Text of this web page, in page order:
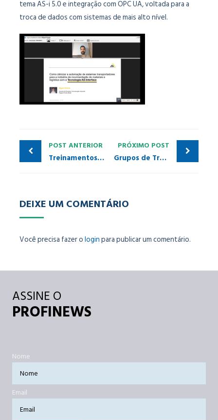
tema AS-i 5.0 e integração com OPC UA, voltada para a
troca de dados com sistemas de mais alto nível.
POST ANTERIOR
Treinamentos PI Brasil | 2º semestre / 2021
PRÓXIMO POST
Grupos de Trabalho da PI Brasil discutem promoção das tecnologias
DEIXE UM COMENTÁRIO
Você precisa fazer ologinpara publicar um comentário.
ASSINE O
PROFINEWS
Nome
Email